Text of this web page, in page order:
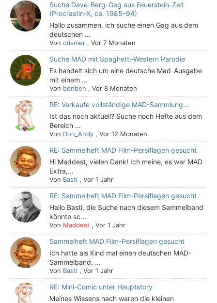
Suche Dave-Berg-Gag aus Feuerstein-Zeit
(Procrastin-X, ca. 1985–94)
Hallo zusammen, ich suche einen Gag aus dem
deutschen ...
Vonctismer ,Vor 7 Monaten
Suche MAD mit Spaghetti-Western Parodie
Es handelt sich um eine deutsche Mad-Ausgabe
mit einem ...
Von benben ,Vor 8 Monaten
RE: Verkaufe vollständige MAD-Sammlung…
Ist das noch aktuell? Suche noch Hefte aus dem
Bereich ...
Von Don_Andy ,Vor 12 Monaten
RE: Sammelheft MAD Film-Persiflagen gesucht
Hi Maddest, vielen Dank! Ich meine, es war MAD
Extra,...
Von Basti ,Vor 1 Jahr
RE: Sammelheft MAD Film-Persiflagen gesucht
Hallo Basti, die Suche nach diesem Sammelband
könnte sc...
Von Maddest ,Vor 1 Jahr
Sammelheft MAD Film-Persiflagen gesucht
Ich hatte als Kind mal einen deutschen MAD-
Sammelband, ...
Von Basti ,Vor 1 Jahr
RE: Mini-Comic unter Hauptstory
Meines Wissens nach waren die kleinen